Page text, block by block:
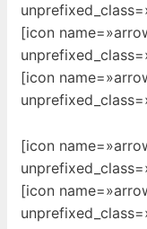
[icon
[icon
[icon
[icon